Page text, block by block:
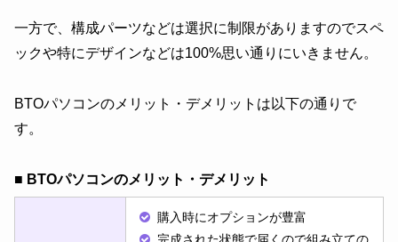
一方で、構成パーツなどは選択に制限がありますのでスペ
ックや特にデザインなどは100%思い通りにいきません。
BTOパソコンのメリット・デメリットは以下の通りで
す。
■ BTOパソコンのメリット・デメリット
購入時にオプションが豊富
完成された状態で届くので組み立ての